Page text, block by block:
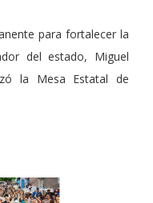
para fortalecer la
del estado, Miguel
la Mesa Estatal de